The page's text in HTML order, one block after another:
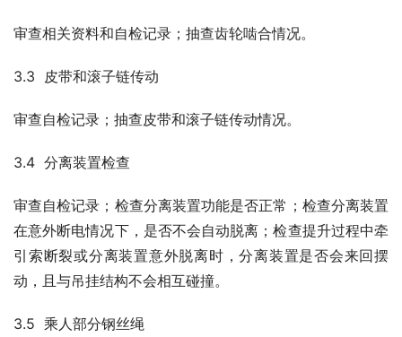
审查相关资料和自检记录；抽查齿轮啮合情况。
3.3  皮带和滚子链传动
审查自检记录；抽查皮带和滚子链传动情况。
3.4  分离装置检查
审查自检记录；检查分离装置功能是否正常；检查分离装置
在意外断电情况下，是否不会自动脱离；检查提升过程中牵
引索断裂或分离装置意外脱离时，分离装置是否会来回摆
动，且与吊挂结构不会相互碰撞。
3.5  乘人部分钢丝绳